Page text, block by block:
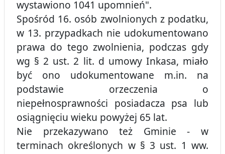
wystawiono 1041 upomnień".
Spośród 16. osób zwolnionych z podatku,
w 13. przypadkach nie udokumentowano
prawa do tego zwolnienia, podczas gdy
wg § 2 ust. 2 lit. d umowy Inkasa, miało
być ono udokumentowane m.in. na
podstawie orzeczenia o
niepełnosprawności posiadacza psa lub
osiągnięciu wieku powyżej 65 lat.
Nie przekazywano też Gminie - w
terminach określonych w § 3 ust. 1 ww.